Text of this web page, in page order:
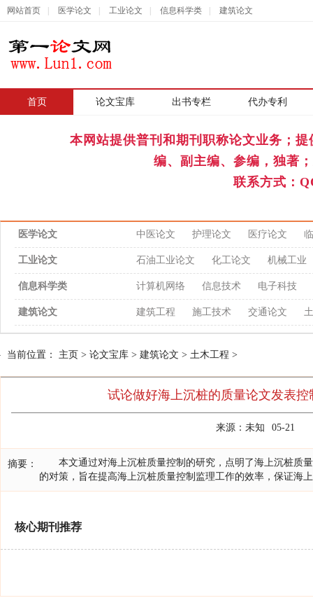
网站首页 医学论文 工业论文 信息科学类 建筑论文
首页 论文宝库 出书专栏 代办专利
本网站提供普刊和期刊职称论文业务；
编、副主编、参编，独著
联系方式：
医学论文 中医论文 护理论文 医疗论文
工业论文 石油工业论文 化工论文 机械工业
信息科学类 计算机网络 信息技术 电子科技
建筑论文 建筑工程 施工技术 交通论文
当前位置： 主页 > 论文宝库 > 建筑论文 > 土木工程 >
试论做好海上沉桩的质量论文发表
来源：未知 05-21
摘要：
本文通过对海上沉桩质量控制的研究，点明了海上沉桩质
的对策，旨在提高海上沉桩质量控制监理工作的效率，保证海
核心期刊推荐